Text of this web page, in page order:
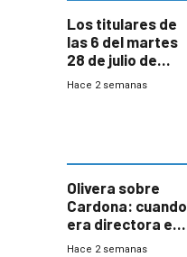
Los titulares de
las 6 del martes
28 de julio de
2026
Hace 2 semanas
Olivera sobre
Cardona: cuando
era directora en
UTE “no era muy
Hace 2 semanas